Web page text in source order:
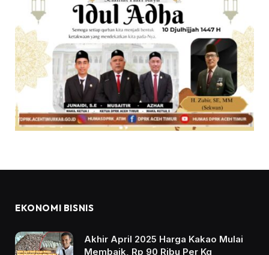
EKONOMI BISNIS
Akhir April 2025 Harga Kakao Mulai
Membaik, Rp 90 Ribu Per Kg